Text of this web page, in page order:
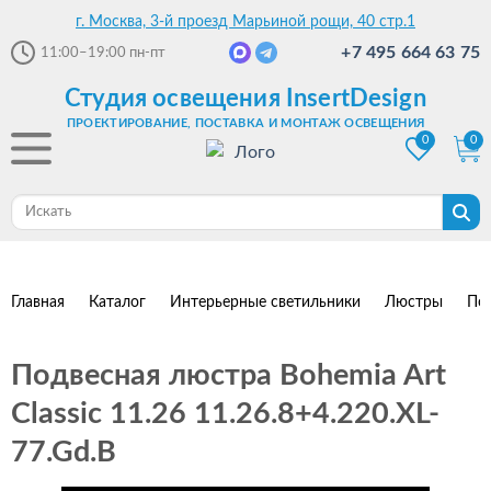
г. Москва, 3-й проезд Марьиной рощи, 40 стр.1
11:00–19:00 пн-пт +7 495 664 63 75
Студия освещения InsertDesign
ПРОЕКТИРОВАНИЕ, ПОСТАВКА И МОНТАЖ ОСВЕЩЕНИЯ
0
0
Главная Каталог Интерьерные светильники Люстры
Подвесная люстра Bohemia Art
Classic 11.26 11.26.8+4.220.XL-
77.Gd.B